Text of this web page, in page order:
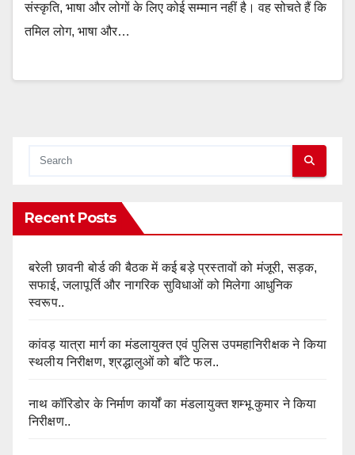
संस्कृति, भाषा और लोगों के लिए कोई सम्मान नहीं है। वह सोचते हैं कि
तमिल लोग, भाषा और…
Recent Posts
बरेली छावनी बोर्ड की बैठक में कई बड़े प्रस्तावों को मंजूरी, सड़क,
सफाई, जलापूर्ति और नागरिक सुविधाओं को मिलेगा आधुनिक
स्वरूप..
कांवड़ यात्रा मार्ग का मंडलायुक्त एवं पुलिस उपमहानिरीक्षक ने किया
स्थलीय निरीक्षण, श्रद्धालुओं को बाँटे फल..
नाथ कॉरिडोर के निर्माण कार्यों का मंडलायुक्त शम्भू कुमार ने किया
निरीक्षण..